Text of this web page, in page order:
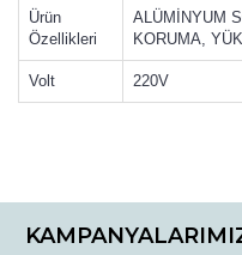
Ürün
Özellikleri
ALÜMİNYUM
KORUMA,
Volt 220V
konularda yetersiz
Görüş ve önerileriniz için